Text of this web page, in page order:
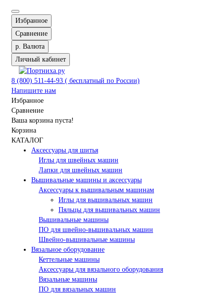
Избранное
Сравнение
р. Валюта
Личный кабинет
8 (800) 511-44-93 ( бесплатный по России)
Напишите нам
Избранное
Сравнение
Ваша корзина пуста!
Корзина
КАТАЛОГ
Аксессуары для шитья
Иглы для швейных машин
Лапки для швейных машин
Вышивальные машины и аксессуары
Аксессуары к вышивальным машинам
Иглы для вышивальных машин
Пяльцы для вышивальных машин
Вышивальные машины
ПО для швейно-вышивальных машин
Швейно-вышивальные машины
Вязальное оборудование
Кеттельные машины
Аксессуары для вязального оборудования
Вязальные машины
ПО для вязальных машин